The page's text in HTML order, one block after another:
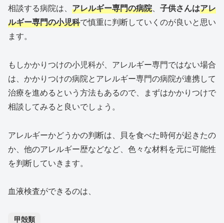
相談する病院は、 アレルギー専門の病院、 子供さんはアレ
ルギー専門の小児科で慎重に判断していくのが良いと思い
ます。
もしかかりつけの小児科が、アレルギー専門ではない場合
は、かかりつけの病院とアレルギー専門の病院が連携して
治療を進めるという方法もあるので、まずはかかりつけで
相談してみると良いでしょう。
アレルギーかどうかの判断は、貝を食べた時何が起きたの
か、他のアレルギー歴などなど、色々な材料を元に可能性
を判断していきます。
血液検査ができるのは、
甲殻類